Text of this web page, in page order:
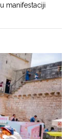
manifestaciji